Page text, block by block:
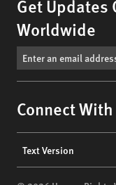
Get Updates
Worldwide
Connect
menu
Text Version